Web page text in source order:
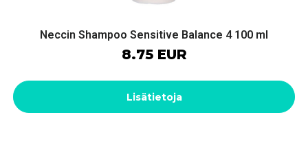
Neccin Shampoo Sensitive Balance 4 100 ml
8.75 EUR
Lisätietoja